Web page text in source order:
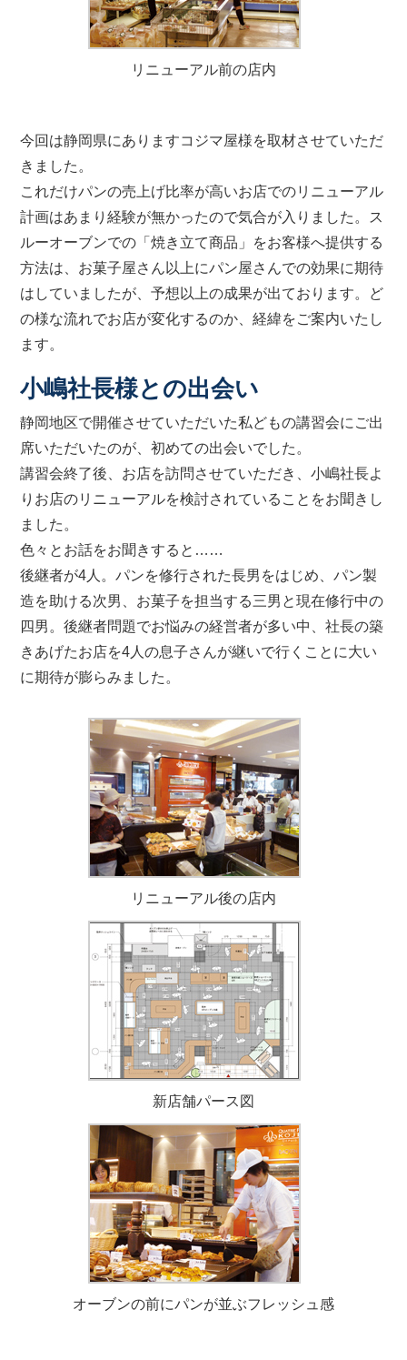
リニューアル前の店内
今回は静岡県にありますコジマ屋様を取材させていただ
きました。
これだけパンの売上げ比率が高いお店でのリニューアル
計画はあまり経験が無かったので気合が入りました。ス
ルーオーブンでの「焼き立て商品」をお客様へ提供する
方法は、お菓子屋さん以上にパン屋さんでの効果に期待
はしていましたが、予想以上の成果が出ております。ど
の様な流れでお店が変化するのか、経緯をご案内いたし
ます。
小嶋社長様との出会い
静岡地区で開催させていただいた私どもの講習会にご出
席いただいたのが、初めての出会いでした。
講習会終了後、お店を訪問させていただき、小嶋社長よ
りお店のリニューアルを検討されていることをお聞きし
ました。
色々とお話をお聞きすると……
後継者が4人。パンを修行された長男をはじめ、パン製
造を助ける次男、お菓子を担当する三男と現在修行中の
四男。後継者問題でお悩みの経営者が多い中、社長の築
きあげたお店を4人の息子さんが継いで行くことに大い
に期待が膨らみました。
リニューアル後の店内
新店舗パース図
オーブンの前にパンが並ぶフレッシュ感